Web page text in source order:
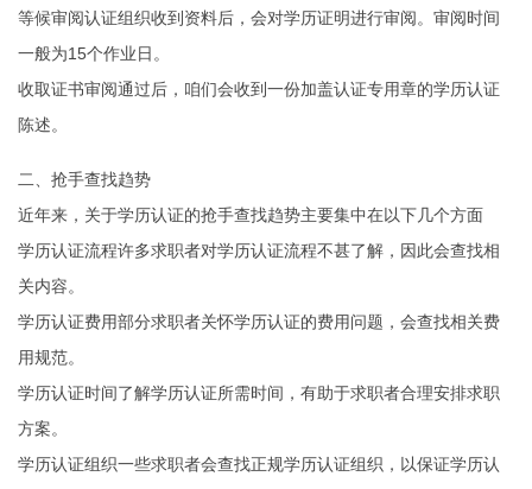
等候审阅认证组织收到资料后，会对学历证明进行审阅。审阅时间
一般为15个作业日。
收取证书审阅通过后，咱们会收到一份加盖认证专用章的学历认证
陈述。
二、抢手查找趋势
近年来，关于学历认证的抢手查找趋势主要集中在以下几个方面
学历认证流程许多求职者对学历认证流程不甚了解，因此会查找相
关内容。
学历认证费用部分求职者关怀学历认证的费用问题，会查找相关费
用规范。
学历认证时间了解学历认证所需时间，有助于求职者合理安排求职
方案。
学历认证组织一些求职者会查找正规学历认证组织，以保证学历认